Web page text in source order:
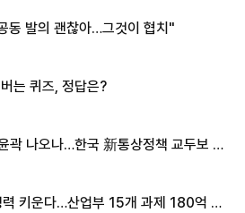
동 발의 괜찮아…그것이 협치"
는 퀴즈, 정답은?
곽 나오나…한국 新통상정책 교두보 활
력 키운다…산업부 15개 과제 180억 지